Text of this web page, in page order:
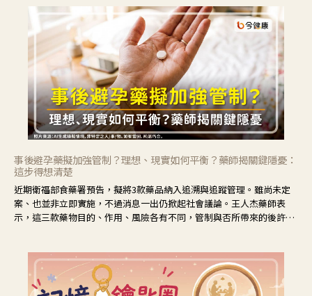
事後避孕藥擬加強管制？理想、現實如何平衡？藥師揭關鍵隱憂：
這步得想清楚
近期衛福部食藥署預告，擬將3款藥品納入追溯與追蹤管理。雖尚未定
案、也並非立即實施，不過消息一出仍掀起社會議論。王人杰藥師表
示，這三款藥物目的、作用、風險各有不同，管制與否所帶來的後許影